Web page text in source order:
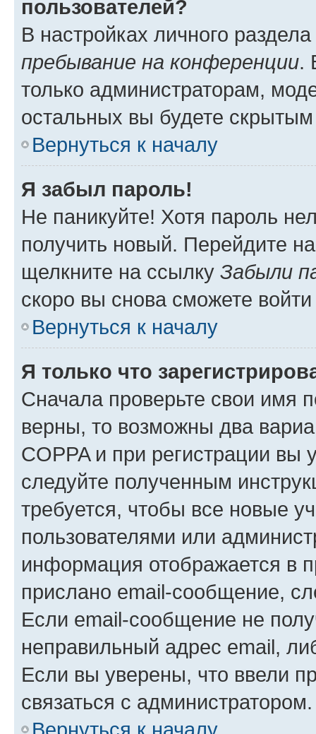
пользователей?
В настройках личного
пребывание на конференции.
только администраторам,
остальных вы будете
Вернуться к началу
Я забыл пароль!
Не паникуйте! Хотя пароль
получить новый. Перейдите
щелкните на ссылку Забыли
скоро вы снова сможете
Вернуться к началу
Я только что
Сначала проверьте свои имя
верны, то возможны два
COPPA и при регистрации вы
следуйте полученным
требуется, чтобы все новые
пользователями или
информация отображается в
прислано email-сообщение,
Если email-сообщение не
неправильный адрес email,
Если вы уверены, что ввели
связаться с администратором.
Вернуться к началу